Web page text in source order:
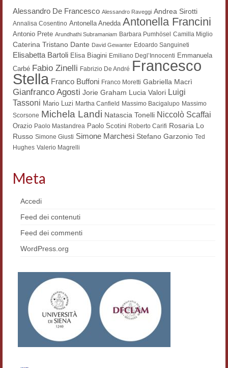
Alessandro De Francesco Alessandro Raveggi Andrea Sirotti
Annalisa Cosentino Antonella Anedda Antonella Francini
Antonio Prete Arundhathi Subramaniam Barbara Pumhösel Camilla Miglio
Caterina Tristano Dante David Gewanter Edoardo Sanguineti
Elisabetta Bartoli Elisa Biagini Emiliano Degl’Innocenti Emmanuela
Carbé Fabio Zinelli Fabrizio De André Francesco
Stella Franco Buffoni Franco Moretti Gabriella Macrì
Gianfranco Agosti Jorie Graham Lucia Valori Luigi
Tassoni Mario Luzi Martha Canfield Massimo Bacigalupo Massimo
Scorsone Michela Landi Natascia Tonelli Niccolò Scaffai
Orazio Paolo Mastandrea Paolo Scotini Roberto Carifi Rosaria Lo
Russo Simone Giusti Simone Marchesi Stefano Garzonio Ted
Hughes Valerio Magrelli
Meta
Accedi
Feed dei contenuti
Feed dei commenti
WordPress.org